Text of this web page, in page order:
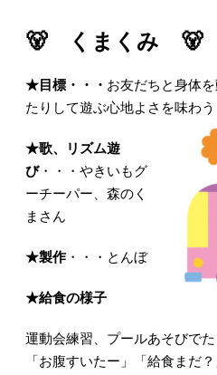
🐻 くまくみ 🐻
★目標・・・ お友だちと身体
たりして遊ぶ心地よさを味わう
★歌、リズム遊
び・・・ やきいもグ
ーチーパー、 森のく
まさん
★製作・・・ とんぼ
★給食の様子
運動会練習、プールあそびで
「お腹すいたー」「給食まだ